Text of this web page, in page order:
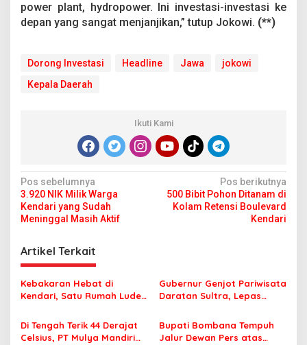
power plant, hydropower. Ini investasi-investasi ke
depan yang sangat menjanjikan,” tutup Jokowi. (**)
Dorong Investasi Headline Jawa
jokowi
Kepala Daerah
Ikuti Kami
N
a
v
i
g
a
s
i
p
Pos sebelumnya
3.920 NIK Milik Warga
Kendari yang Sudah
Meninggal Masih Aktif
Pos berikutnya
500 Bibit Pohon Ditanam di
Kolam Retensi Boulevard
Kendari
Artikel Terkait
Kebakaran Hebat di
Kendari, Satu Rumah Ludes
Gubernur Genjot Pariwisata
Daratan Sultra, Lepas
Tiga Kabupaten Unggulan
Di Tengah Terik 44 Derajat
Celsius, PT Mulya Mandiri
Bupati Bombana Tempuh
Jalur Dewan Pers atas